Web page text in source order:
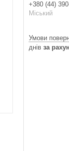
+380 (44)
Міський
днів за